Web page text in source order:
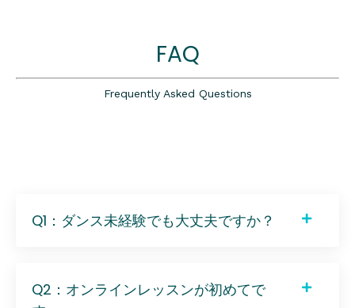
FAQ
Frequently Asked Questions
Q1：ダンス未経験でも大丈夫ですか？
Q2：オンラインレッスンが初めてで